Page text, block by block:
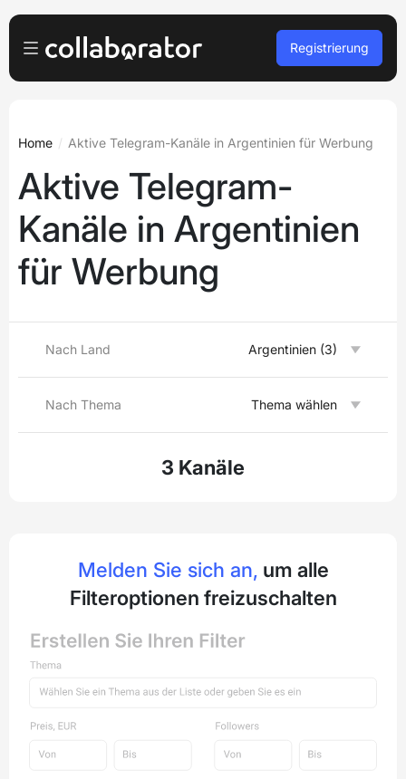
Für Verleger
Für Agenturen
Podcasts und Webinare
Eine Demo buchen
Anmelden
Free registration
Registrierung
Home Aktive Telegram-Kanäle in Argentinien für Werbung
Aktive Telegram-
Kanäle in Argentinien
für Werbung
Nach Land Argentinien (3)
Nach Thema Thema wählen
3 Kanäle
Melden Sie sich an, um alle
Filteroptionen freizuschalten